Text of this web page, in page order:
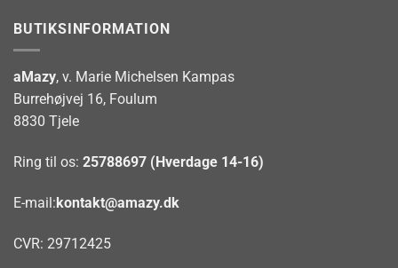
BUTIKSINFORMATION
aMazy, v. Marie Michelsen Kampas
Burrehøjvej 16, Foulum
8830 Tjele
Ring til os: 25788697 (Hverdage 14-16)
E-mail:kontakt@amazy.dk
CVR: 29712425